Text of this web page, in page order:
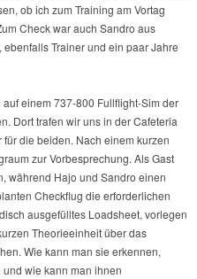
ob ich zum Training am Vortag
Check war auch Sandro aus
Trainer und ein paar Jahre
einem 737-800 Fullflight-Sim der
Dort trafen wir uns in der Cafeteria
die beiden. Nach einem kurzen
zur Vorbesprechung. Als Gast
während Hajo und Sandro einen
Checkflug die erforderlichen
ausgefülltes Loadsheet, vorlegen
Theorieeinheit über das
Wie kann man sie erkennen,
wie kann man ihnen